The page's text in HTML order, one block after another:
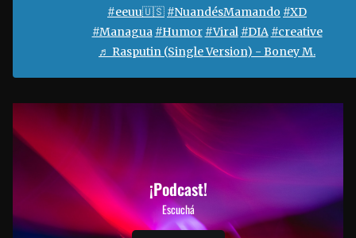
#eeuu🇺🇸 #NuandésMamando #XD
#Managua #Humor #Viral #DIA #creative
♬ Rasputin (Single Version) - Boney M.
¡Podcast!
Escuchá